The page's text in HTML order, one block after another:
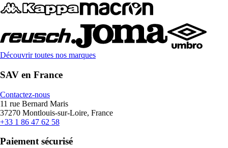
Découvrir toutes nos marques
SAV en France
Contactez-nous
11 rue Bernard Maris
37270 Montlouis-sur-Loire, France
+33 1 86 47 62 58
Paiement sécurisé